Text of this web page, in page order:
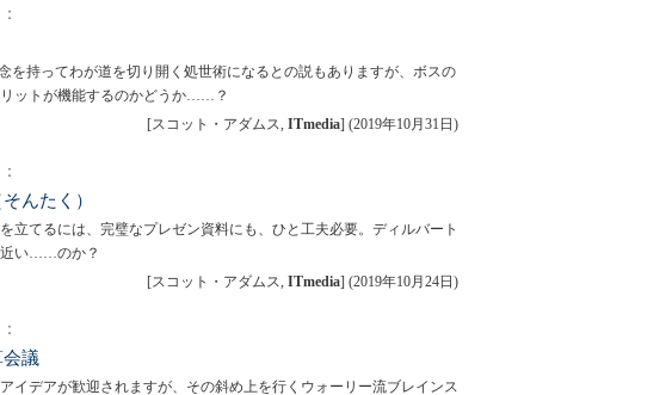
を持ってわが道を切り開く処世術になるとの説もありますが、ボスの
ットが機能するのかどうか……？
[スコット・アダムス, ITmedia] (2019年10月31日 )
んたく）
立てるには、完璧なプレゼン資料にも、ひと工夫必要。ディルバート
近い……のか？
[スコット・アダムス, ITmedia] (2019年10月24日 )
議
イデアが歓迎されますが、その斜め上を行くウォーリー流ブレインス